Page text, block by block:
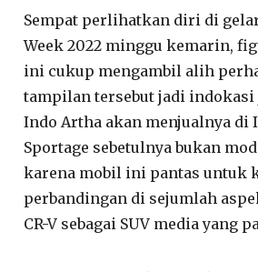
Sempat perlihatkan diri di
Week 2022 minggu kemarin,
ini cukup mengambil alih
tampilan tersebut jadi indokasi
Indo Artha akan menjualnya di
Sportage sebetulnya bukan
karena mobil ini pantas untuk
perbandingan di sejumlah
CR-V sebagai SUV media yang